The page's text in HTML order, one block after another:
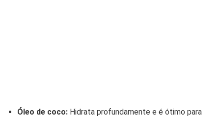
Óleo de coco: Hidrata profundamente e é ótimo para